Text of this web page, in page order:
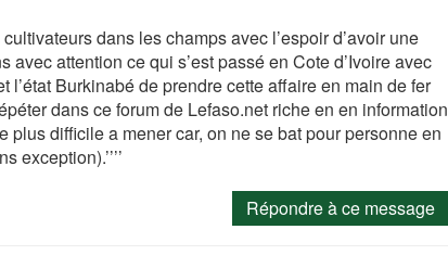
dans les champs avec l’espoir d’avoir une
attention ce qui s’est passé en Cote d’Ivoire avec
Burkinabé de prendre cette affaire en main de fer
dans ce forum de Lefaso.net riche en en information
plus difficile a mener car, on ne se bat pour personne en
Répondre à ce message